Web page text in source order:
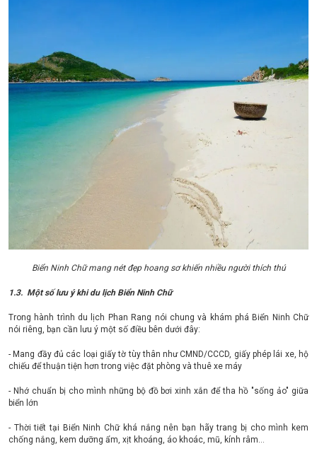
Biển Ninh Chữ mang nét đẹp hoang sơ khiến nhiều người thích thú
1.3. Một số lưu ý khi du lịch Biển Ninh Chữ
Trong hành trình du lịch Phan Rang nói chung và khám phá Biển Ninh Chữ
nói riêng, bạn cần lưu ý một số điều bên dưới đây:
- Mang đầy đủ các loại giấy tờ tùy thân như CMND/CCCD, giấy phép lái xe, hộ
chiếu để thuận tiện hơn trong việc đặt phòng và thuê xe máy
- Nhớ chuẩn bị cho mình những bộ đồ bơi xinh xắn để tha hồ "sống ảo" giữa
biển lớn
- Thời tiết tại Biển Ninh Chữ khá nắng nên bạn hãy trang bị cho mình kem
chống nắng, kem dưỡng ẩm, xịt khoáng, áo khoác, mũ, kính râm…